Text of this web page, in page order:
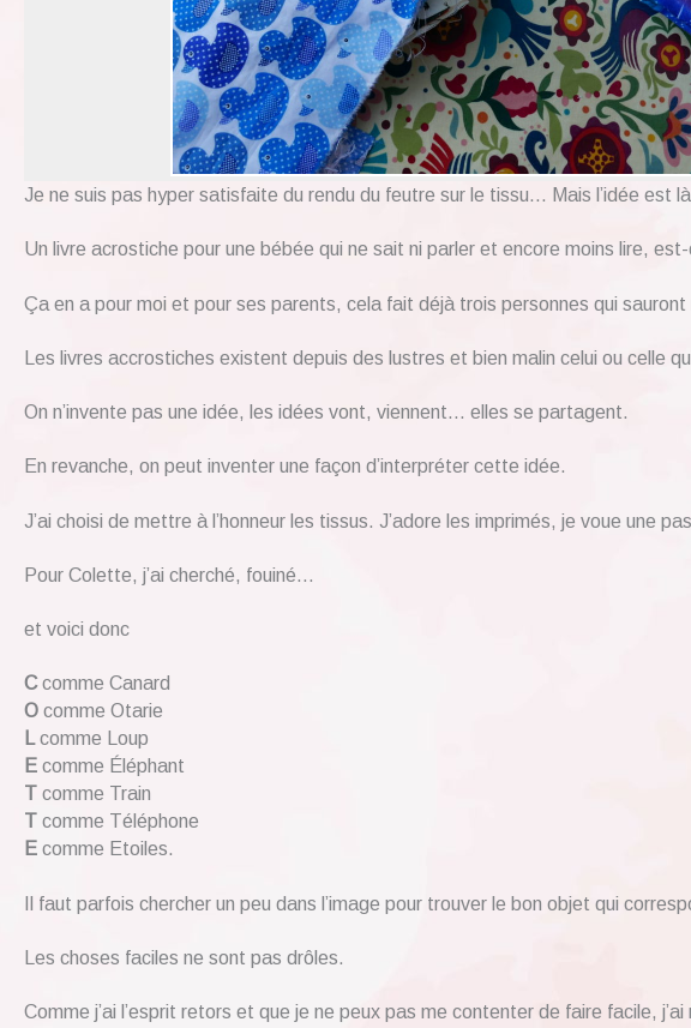
Je ne suis pas hyper satisfaite du rendu du feutre sur le tissu… Mais l’idée est
Un livre acrostiche pour une bébée qui ne sait ni parler et encore moins lire,
Ça en a pour moi et pour ses parents, cela fait déjà trois personnes qui
Les livres accrostiches existent depuis des lustres et bien malin celui ou celle
On n’invente pas une idée, les idées vont, viennent… elles se partagent.
En revanche, on peut inventer une façon d’interpréter cette idée.
J’ai choisi de mettre à l’honneur les tissus. J’adore les imprimés, je voue une
Pour Colette, j’ai cherché, fouiné…
et voici donc
Ccomme Canard
O comme Otarie
Lcomme Loup
E comme Éléphant
T comme Train
T comme Téléphone
E comme Etoiles.
Il faut parfois chercher un peu dans l’image pour trouver le bon objet qui
Les choses faciles ne sont pas drôles.
Comme j’ai l’esprit retors et que je ne peux pas me contenter de faire facile,